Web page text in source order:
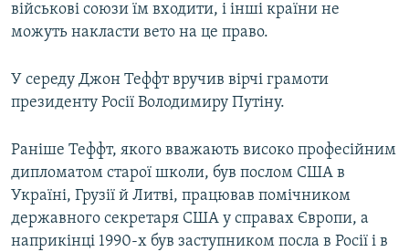
військові союзи їм входити, і інші країни не
можуть накласти вето на це право.
У середу Джон Теффт вручив вірчі грамоти
президенту Росії Володимиру Путіну.
Раніше Теффт, якого вважають високо професійним
дипломатом старої школи, був послом США в
Україні, Грузії й Литві, працював помічником
державного секретаря США у справах Європи, а
наприкінці 1990-х був заступником посла в Росії і в